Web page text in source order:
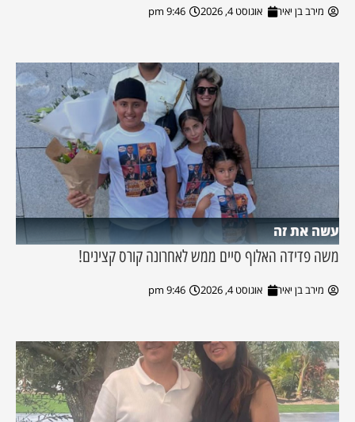
מירב בן יאיר אוגוסט 4, 2026 9:46 pm
עשה את זה
משה פדידה האלוף סיים ממש לאחרונה קורס קצינים!
מירב בן יאיר אוגוסט 4, 2026 9:46 pm